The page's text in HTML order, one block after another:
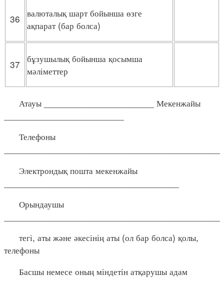
36 валюталық шарт бойынша өзге
ақпарат (бар болса)
37 бұзушылық бойынша қосымша
мәліметтер
Атауы ______________________ Мекенжайы
Телефоны
Электрондық пошта мекенжайы
Орындаушы
тегі, аты және әкесінің аты (ол бар болса) қолы,
телефоны
Басшы немесе оның міндетін атқарушы адам